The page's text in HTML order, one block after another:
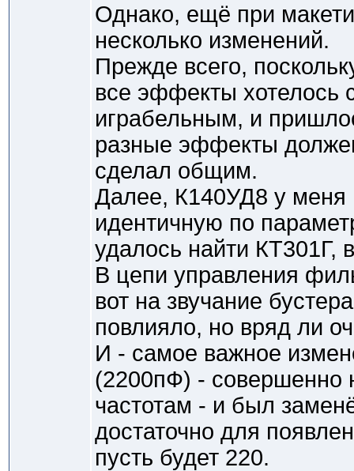
Однако, ещё при
несколько изменений.
Прежде всего,
все эффекты хотелось
играбельным, и
разные эффекты
сделал общим.
Далее, К140УД8 у меня
идентичную по
удалось найти КТ301Г,
В цепи управления
вот на звучание
повлияло, но вряд ли
И - самое важное
(2200пФ) - совершенно
частотам - и был
достаточно для
пусть будет 220.